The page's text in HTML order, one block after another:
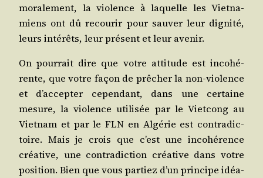
mora­le­ment, la vio­lence à laquelle les Viet­na­
miens ont dû recou­rir pour sau­ver leur digni­té,
leurs inté­rêts, leur pré­sent et leur avenir.
On pour­rait dire que votre atti­tude est inco­hé­
rente, que votre façon de prê­cher la non-vio­lence
et d’accepter cepen­dant, dans une cer­taine
mesure, la vio­lence uti­li­sée par le Viet­cong au
Viet­nam et par le FLN en Algé­rie est contra­dic­
toire. Mais je crois que c’est une inco­hé­rence
créa­tive, une contra­dic­tion créa­tive dans votre
posi­tion. Bien que vous par­tiez d’un prin­cipe idéa­